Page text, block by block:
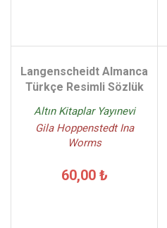
Langenscheidt Almanca
Türkçe Resimli Sözlük
Altın Kitaplar Yayınevi
Gila Hoppenstedt Ina
Worms
60,00 ₺